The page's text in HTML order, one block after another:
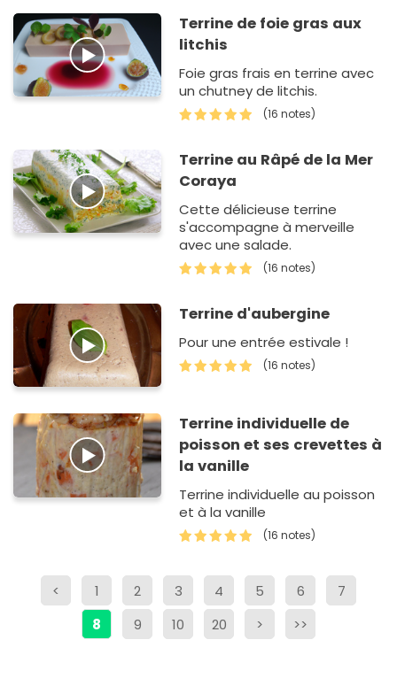
Terrine de foie gras aux
litchis
Foie gras frais en terrine avec
un chutney de litchis.
(16 notes)
Terrine au Râpé de la Mer
Coraya
Cette délicieuse terrine
s'accompagne à merveille
avec une salade.
(16 notes)
Terrine d'aubergine
Pour une entrée estivale !
(16 notes)
Terrine individuelle de
poisson et ses crevettes à
la vanille
Terrine individuelle au poisson
et à la vanille
(16 notes)
< 1 2 3 4 5 6
7
8
9 10 20 > >>